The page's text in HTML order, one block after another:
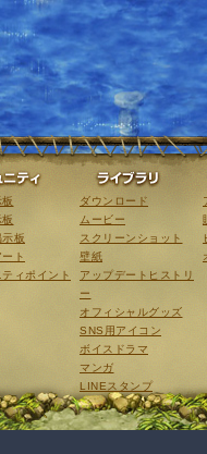
ムデータ コミュニティ
板
ト
ィポイント
ダウンロード
ムービー
スクリーンショット
壁紙
アップデートヒストリ
ー
オフィシャルグッズ
SNS用アイコン
ボイスドラマ
マンガ
LINEスタンプ